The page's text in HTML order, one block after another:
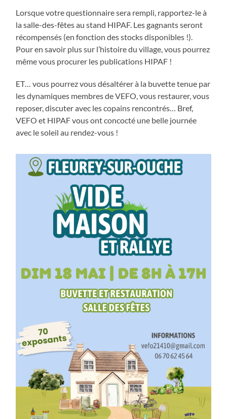
Lorsque votre questionnaire sera rempli, rapportez-le à
la salle-des-fêtes au stand HIPAF. Les gagnants seront
récompensés (en fonction des stocks disponibles !).
Pour en savoir plus sur l’histoire du village, vous pourrez
même vous procurer les publications HIPAF !
ET… vous pourrez vous désaltérer à la buvette tenue par
les dynamiques membres de VEFO, vous restaurer, vous
reposer, discuter avec les copains rencontrés… Bref,
VEFO et HIPAF vous ont concocté une belle journée
avec le soleil au rendez-vous !